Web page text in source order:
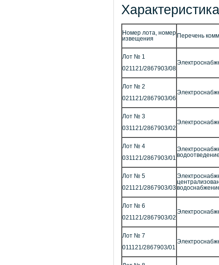
Номер лота, номер
извещения
Перечень
Лот № 1
021121/2867903/08
Лот № 2
021121/2867903/06
Лот № 3
031121/2867903/02
Лот № 4
031121/2867903/01
Лот № 5
021121/2867903/03
Лот № 6
021121/2867903/02
Лот № 7
011121/2867903/01